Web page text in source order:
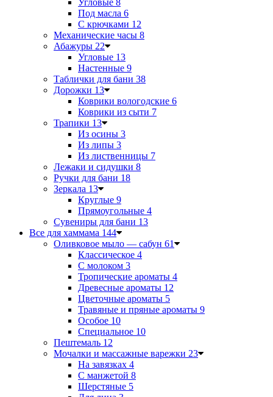
Угловые 8
Под масла 6
С крючками 12
Механические часы 8
Абажуры 22
Угловые 13
Настенные 9
Таблички для бани 38
Дорожки 13
Коврики вологодские 6
Коврики из сыти 7
Трапики 13
Из осины 3
Из липы 3
Из лиственницы 7
Лежаки и сидушки 8
Ручки для бани 18
Зеркала 13
Круглые 9
Прямоугольные 4
Сувениры для бани 13
Все для хаммама 144
Оливковое мыло — сабун 61
Классическое 4
С молоком 3
Тропические ароматы 4
Древесные ароматы 12
Цветочные ароматы 5
Травяные и пряные ароматы 9
Особое 10
Специальное 10
Пештемаль 12
Мочалки и массажные варежки 23
На завязках 4
С манжетой 8
Шерстяные 5